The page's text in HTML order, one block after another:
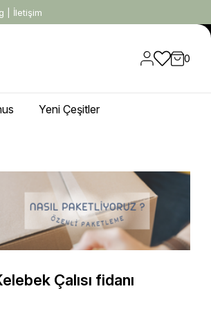
İletişim
0
Yeni Çeşitler
Çalısı fidanı